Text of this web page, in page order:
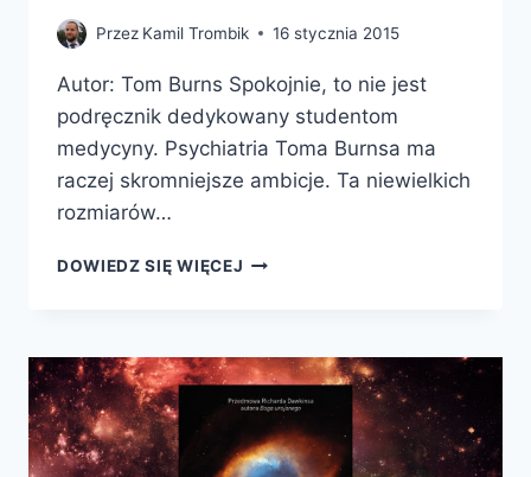
Przez Kamil Trombik 16 stycznia 2015
Autor: Tom Burns Spokojnie, to nie jest
podręcznik dedykowany studentom
medycyny. Psychiatria Toma Burnsa ma
raczej skromniejsze ambicje. Ta niewielkich
rozmiarów…
DOWIEDZ SIĘ WIĘCEJ PSYCHIATRIA